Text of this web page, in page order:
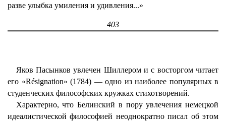
разве улыбка умиления и удивления...»
403
Яков Пасынков увлечен Шиллером и с восторгом читает
его «Résignation» (1784) — одно из наиболее популярных в
студенческих философских кружках стихотворений.
Характерно, что Белинский в пору увлечения немецкой
идеалистической философией неоднократно писал об этом